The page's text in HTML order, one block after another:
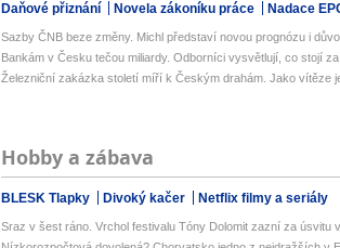
Daňové přiznání Novela zákoníku práce Nadace
Sazby ČNB beze změny. Michl představí novou prognózu i
Bankám v Česku tečou miliardy. Odborníci vysvětlují, co stojí za
Železniční zakázka století míří k Českým drahám. Jako vítěze
Hobby a zábava
BLESK Tlapky Divoký kačer Netflix filmy a seriály
Sraz v šest ráno. Vrchol festivalu Tóny Dolomit zazní za úsvitu